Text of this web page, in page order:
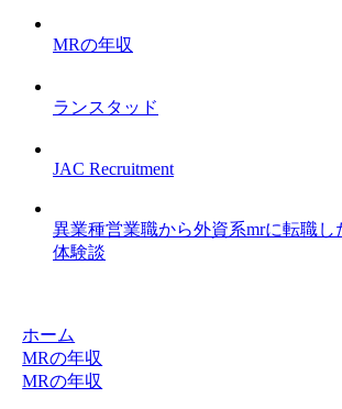
MRの年収
ランスタッド
JAC Recruitment
異業種営業職から外資系mrに転職
体験談
ホーム
MRの年収
MRの年収